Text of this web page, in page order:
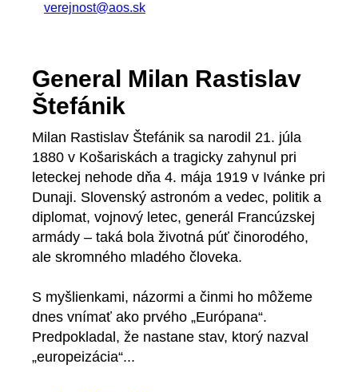
verejnost@aos.sk
General Milan Rastislav
Štefánik
Milan Rastislav Štefánik sa narodil 21. júla
1880 v Košariskách a tragicky zahynul pri
leteckej nehode dňa 4. mája 1919 v Ivánke pri
Dunaji. Slovenský astronóm a vedec, politik a
diplomat, vojnový letec, generál Francúzskej
armády – taká bola životná púť činorodého,
ale skromného mladého človeka.
S myšlienkami, názormi a činmi ho môžeme
dnes vnímať ako prvého „Európana“.
Predpokladal, že nastane stav, ktorý nazval
„europeizácia“...